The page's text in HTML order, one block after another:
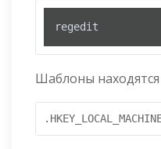
regedit
Шаблоны